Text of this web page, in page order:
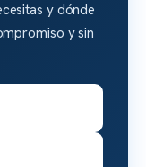
y dónde
y sin